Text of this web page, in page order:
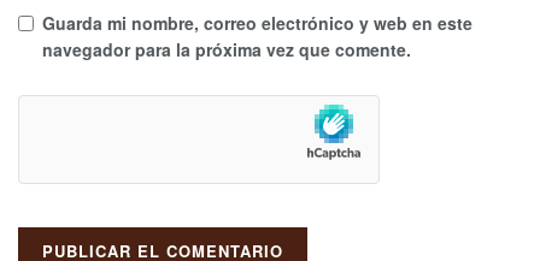
Guarda mi nombre, correo electrónico y web en este
navegador para la próxima vez que comente.